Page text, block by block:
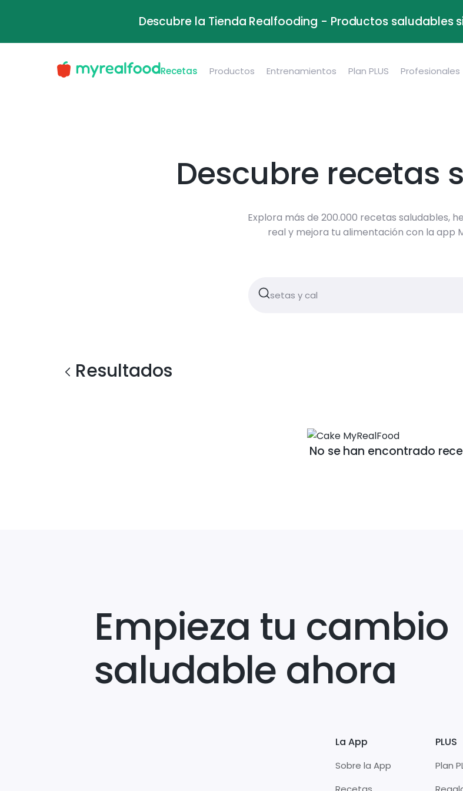
Descubre la Tienda Realfooding - Productos saludables
Recetas Productos Entrenamientos Plan PLUS Profesionales
Descubre recetas
Explora más de 200.000 recetas saludables,
real y mejora tu alimentación con la app
Resultados
No se han encontrado
Empieza tu cambio
saludable ahora
La App
Sobre la App
PLUS
Plan